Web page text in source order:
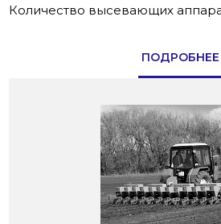
Количество высевающих
ПОДРОБНЕЕ